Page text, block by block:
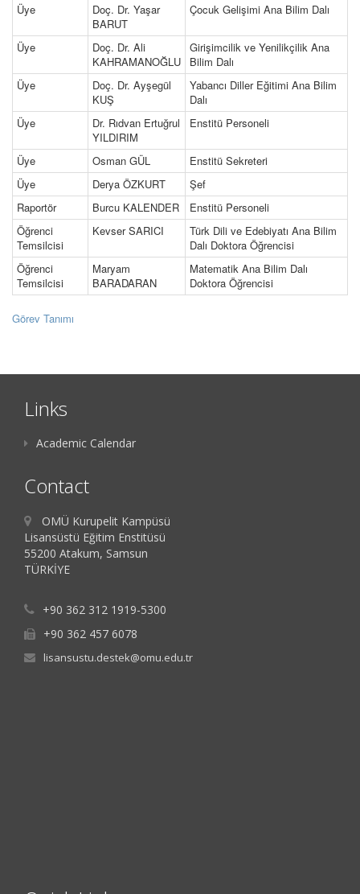
Üye
Doç. Dr. Yaşar
BARUT
Çocuk Gelişimi Ana Bilim Dalı
Üye
Doç. Dr. Ali
KAHRAMANOĞLU
Girişimcilik ve Yenilikçilik Ana
Bilim Dalı
Üye
Doç. Dr. Ayşegül
KUŞ
Yabancı Diller Eğitimi Ana Bilim
Dalı
Üye
Dr. Rıdvan Ertuğrul
YILDIRIM
Enstitü Personeli
Üye Osman GÜL
Enstitü Sekreteri
Üye
Derya ÖZKURT
Şef
Raportör
Burcu KALENDER
Enstitü Personeli
Öğrenci
Temsilcisi
Kevser SARICI
Türk Dili ve Edebiyatı Ana Bilim
Dalı Doktora Öğrencisi
Öğrenci
Temsilcisi
Maryam
BARADARAN
Matematik Ana Bilim Dalı
Doktora Öğrencisi
Görev Tanımı
Links
Academic Calendar
Contact
OMÜ Kurupelit Kampüsü
Lisansüstü Eğitim Enstitüsü
55200 Atakum, Samsun
TÜRKİYE
+90 362 312 1919-5300
+90 362 457 6078
lisansustu.destek@omu.edu.tr